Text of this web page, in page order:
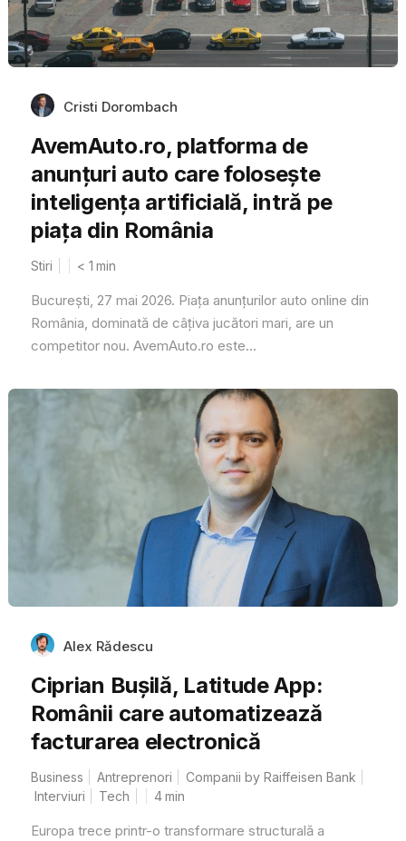
Cristi Dorombach
AvemAuto.ro, platforma de
anunțuri auto care folosește
inteligența artificială, intră pe
piața din România
Stiri < 1 min
București, 27 mai 2026. Piața anunțurilor auto online din
România, dominată de câțiva jucători mari, are un
competitor nou. AvemAuto.ro este...
Alex Rădescu
Ciprian Bușilă, Latitude App:
Românii care automatizează
facturarea electronică
Business Antreprenori
Companii by Raiffeisen Bank
Interviuri
Tech 4min
Europa trece printr-o transformare structurală a